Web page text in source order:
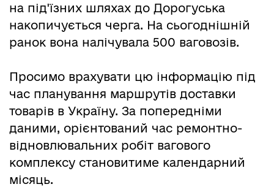
на під'їзних шляхах до Дорогуська
накопичується черга. На сьогоднішній
ранок вона налічувала 500 ваговозів.
Просимо врахувати цю інформацію під
час планування маршрутів доставки
товарів в Україну. За попередніми
даними, орієнтований час ремонтно-
відновлювальних робіт вагового
комплексу становитиме календарний
місяць.